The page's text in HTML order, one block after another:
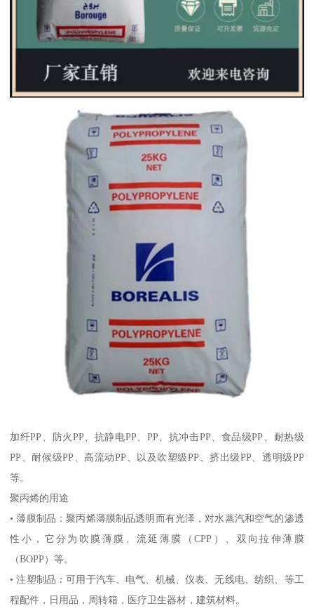
加纤PP 、防火 PP 、抗静电PP PP 、抗冲击PP 、食品级PP 、耐热级
PP 、耐候级PP 、高流动PP 、以及吹塑级PP 、挤出级PP 、透明级PP
等。
聚丙烯的用途
•薄膜制品：聚丙烯薄膜制品透明而有光泽，对水蒸汽和空气的渗透
性小，它分为吹膜薄膜、流延薄膜（CPP ）、双向拉伸薄膜
（BOPP ）等。
•注塑制品：可用于汽车、电气、机械、仪表、无线电、纺织、等工
程配件，日用品，周转箱，医疗卫生器材，建筑材料。